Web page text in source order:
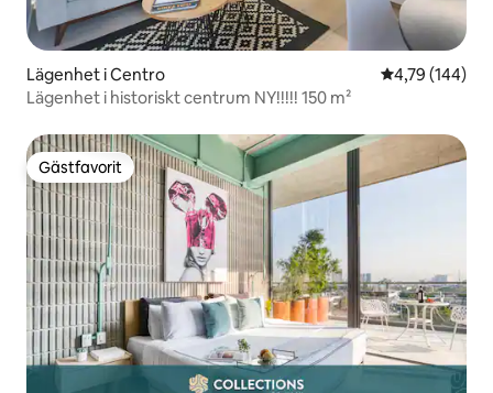
Lägenhet i Centro 4,79 av 5 i
4,79 (144)
Lägenhet i historiskt centrum NY!!!!! 150 m²
Gästfavorit
Gästfavorit